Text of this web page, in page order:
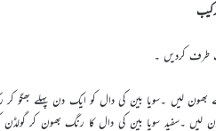
طرف کردیں ۔
لیں ۔سویا بین کی دال کو ایک دن پہلے بھگو کر
۔سفید سویا بین کی دال کا رنگ بھون کر گولڈن